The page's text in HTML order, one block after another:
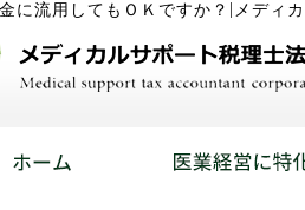
に流用してもＯＫですか？ メディ